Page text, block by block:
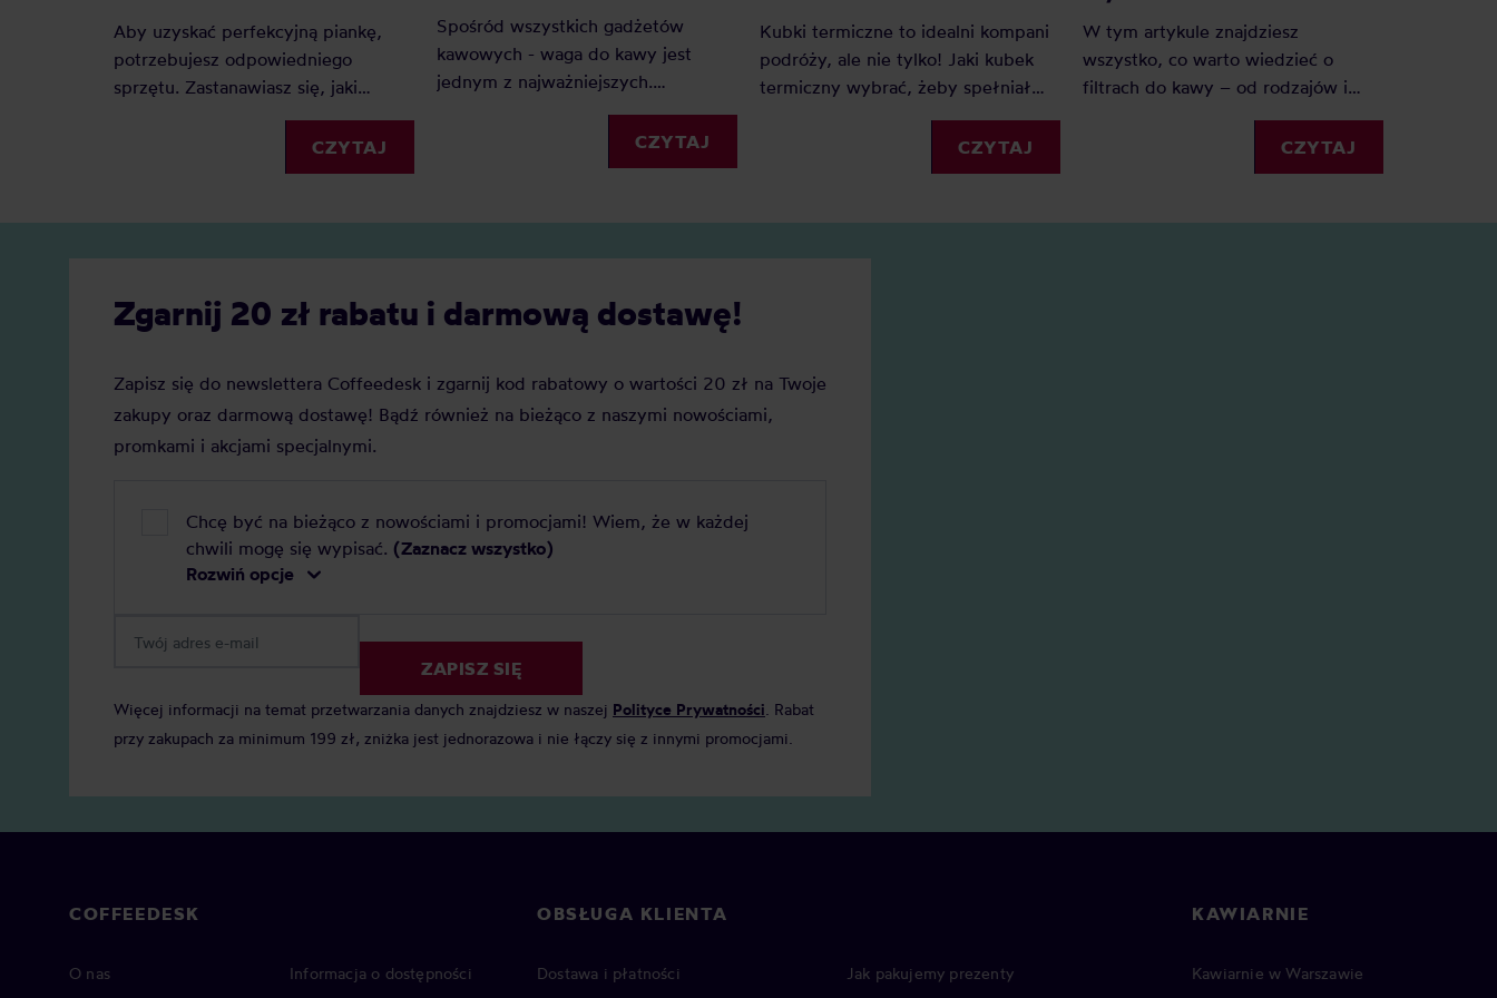
Aby uzyskać perfekcyjną piankę,
potrzebujesz odpowiedniego
sprzętu. Zastanawiasz się, jaki
spieniacz do mleka kupić?
Elektryczny, ręczny, a może
indukcyjny? Oto nasz szczegółowy
CZYTAJ
Spośród wszystkich gadżetów
kawowych - waga do kawy jest
jednym z najważniejszych.
Dlaczego? Ponieważ dzięki wadze
zyskujemy precyzję i powtarzalność.
Jaką jednak wagę do kawy wybrać?
CZYTAJ
Kubki termiczne to idealni kompani
podróży, ale nie tylko! Jaki kubek
termiczny wybrać, żeby spełniał
wszystkie Twoje oczekiwania?
Sprawdź nasz mini-przewodnik po
kubkach termicznych.
CZYTAJ
W tym artykule znajdziesz
wszystko, co warto wiedzieć o
filtrach do kawy – od rodzajów i
rozmiarów, po praktyczne
wskazówki, jak z nich korzystać.
CZYTAJ
Zgarnij 20 zł rabatu i darmową dostawę!
Zapisz się do newslettera Coffeedesk i zgarnij kod rabatowy o wartości 20 zł na Twoje
zakupy oraz darmową dostawę! Bądź również na bieżąco z naszymi nowościami,
promkami i akcjami specjalnymi.
Chcę być na bieżąco z nowościami i promocjami! Wiem, że w każdej
chwili mogę się wypisać. (Zaznacz wszystko)
Rozwiń opcje
ZAPISZ SIĘ
Więcej informacji na temat przetwarzania danych znajdziesz w naszej Polityce Prywatności . Rabat
przy zakupach za minimum 199 zł, zniżka jest jednorazowa i nie łączy się z innymi promocjami.
COFFEEDESK
O nas Informacja o dostępności
OBSŁUGA KLIENTA
Dostawa i płatności Jak pakujemy prezenty
KAWIARNIE
Kawiarnie w Warszawie